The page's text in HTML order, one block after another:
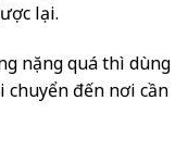
lại.
nặng quá thì dùng
chuyển đến nơi cần